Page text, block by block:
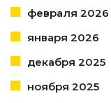
февраля 2026
января 2026
декабря 2025
ноября 2025